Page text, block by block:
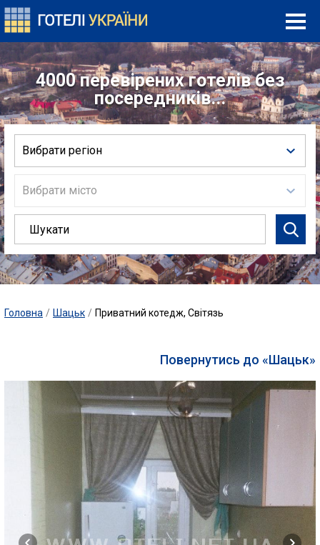
4000 перевірених готелів без
посередників...
Вибрати регіон
Вибрати місто
Головна / Шацьк / Приватний котедж, Світязь
Повернутись до «Шацьк»